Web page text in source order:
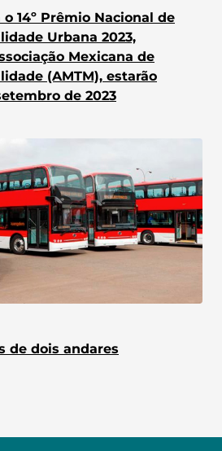
14º Prêmio Nacional de
Urbana 2023,
Mexicana de
(AMTM), estarão
de 2023
de dois andares